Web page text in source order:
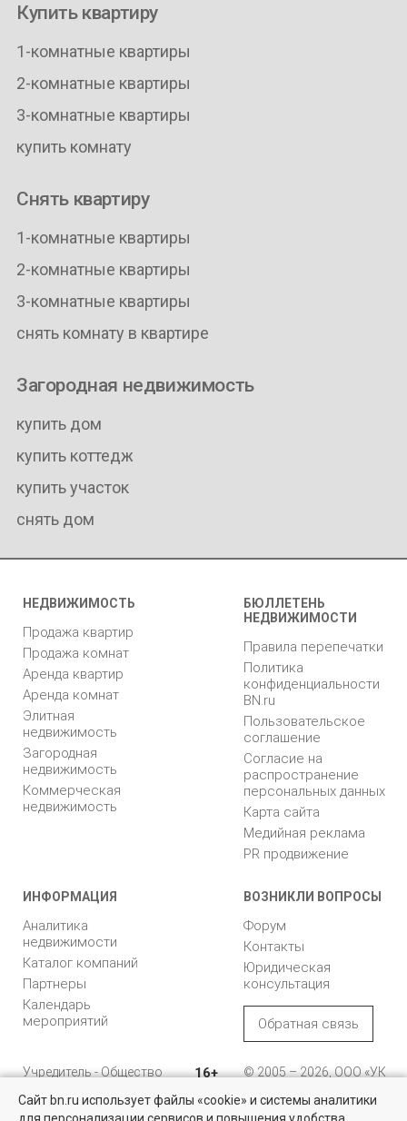
Купить квартиру
1-комнатные квартиры
2-комнатные квартиры
3-комнатные квартиры
купить комнату
Снять квартиру
1-комнатные квартиры
2-комнатные квартиры
3-комнатные квартиры
снять комнату в квартире
Загородная недвижимость
купить дом
купить коттедж
купить участок
снять дом
НЕДВИЖИМОСТЬ
Продажа квартир
Продажа комнат
Аренда квартир
Аренда комнат
Элитная
недвижимость
Загородная
недвижимость
Коммерческая
недвижимость
БЮЛЛЕТЕНЬ
НЕДВИЖИМОСТИ
Правила перепечатки
Политика
конфиденциальности
BN.ru
Пользовательское
соглашение
Согласие на
распространение
персональных данных
Карта сайта
Медийная реклама
PR продвижение
ИНФОРМАЦИЯ
Аналитика
недвижимости
Каталог компаний
Партнеры
Календарь
мероприятий
ВОЗНИКЛИ ВОПРОСЫ
Форум
Контакты
Юридическая
консультация
Обратная связь
Учредитель - Общество
ответственностью
"Управляющая
16+
© 2005 – 2026, ООО «УК
196105, Санкт-
Сайт bn.ru использует файлы «cookie» и системы аналитики